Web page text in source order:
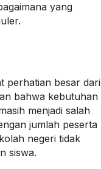
yang
perhatian besar dari
bahwa kebutuhan
menjadi salah
jumlah peserta
negeri tidak
siswa.